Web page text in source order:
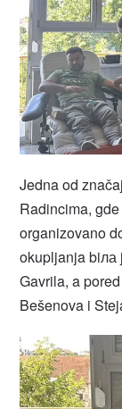
Jedna od
Radincima,
organizovano
okupljanja biла
Gavrila, a
Bešenova i